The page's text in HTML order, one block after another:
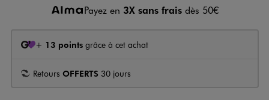
Payez en 3X sans frais dès 50€
+ 13 points grâce à cet achat
Retours OFFERTS 30 jours